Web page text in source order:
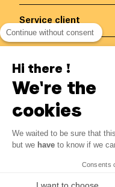
Service client
Belgique/FR
Tous droits
Continue without consent
Hi there !
We're the
cookies
We waited to be sure that
but we have to know if we
Consents